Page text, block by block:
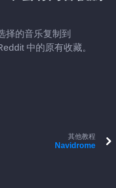
择的音乐复制到
中的原有收藏。
其他教程
Navidrome